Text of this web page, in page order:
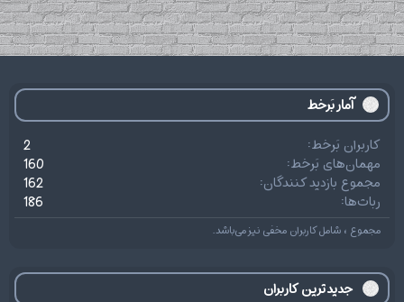
آمار بَرخط
کاربران بَرخط
2
مهمان‌های بَرخط
160
مجموع بازدید کنندگان
162
ربات‌ها
186
مجموع ، شامل کاربران مخفی نیز می‌باشد.
جدیدترین کاربران